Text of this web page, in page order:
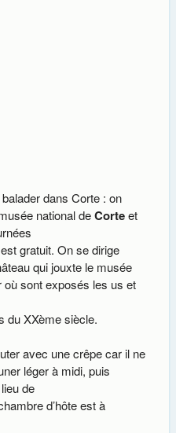
dans Corte : on
national deCorteet
gratuit. On se dirige
qui jouxte le musée
où sont exposés les us et
du XXème siècle.
avec une crêpe car il ne
léger à midi, puis
de
d’hôte est à